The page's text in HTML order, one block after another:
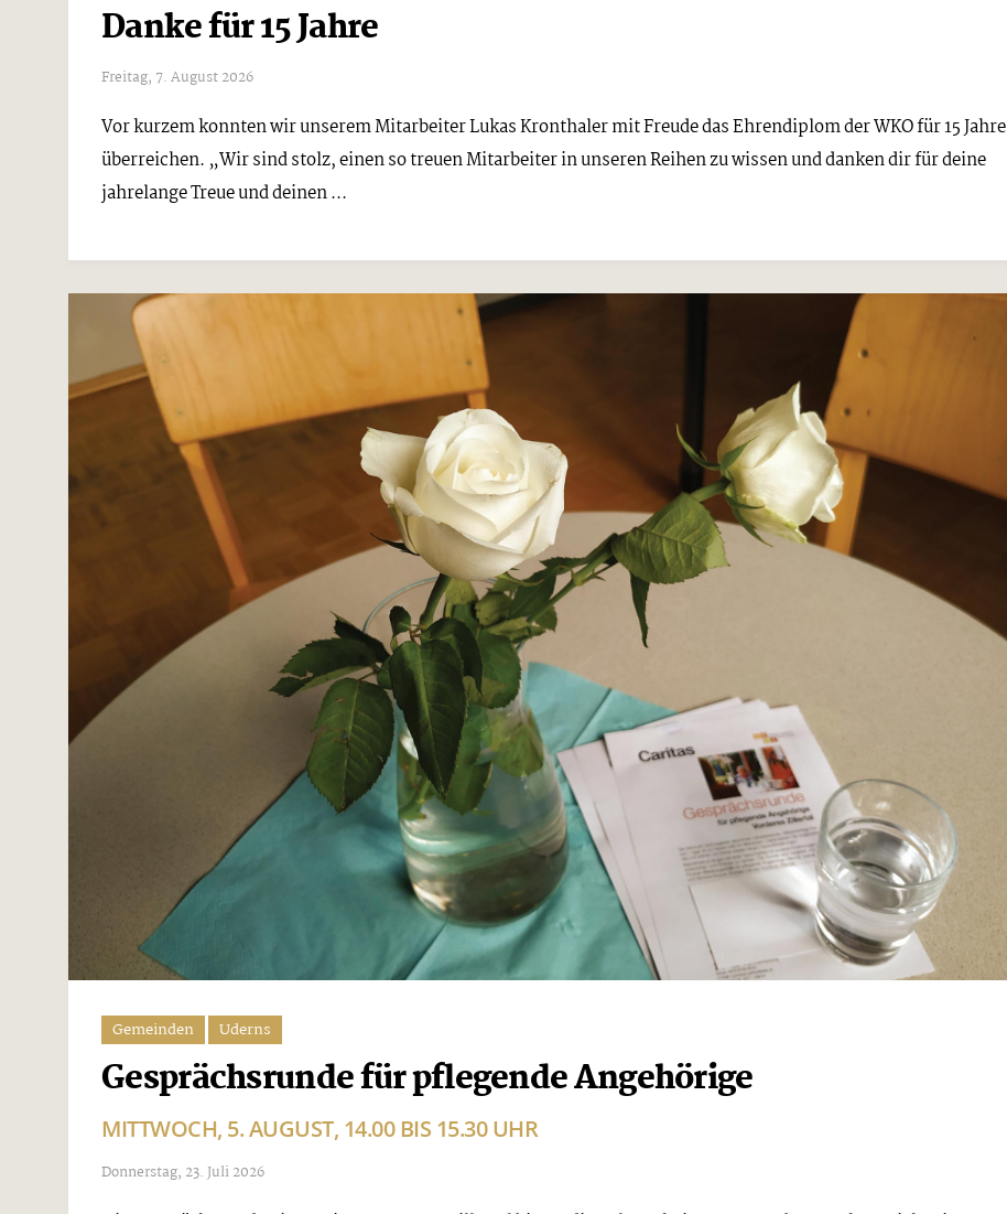
Danke für 15 Jahre
Freitag, 7. August 2026
Vor kurzem konnten wir unserem Mitarbeiter Lukas Kronthaler mit Freude das Ehrendiplom der WKO für 15 Jahre
überreichen. „Wir sind stolz, einen so treuen Mitarbeiter in unseren Reihen zu wissen und danken dir für deine
jahrelange Treue und deinen ...
Gemeinden Uderns
Gesprächsrunde für pflegende Angehörige
MITTWOCH, 5. AUGUST, 14.00 BIS 15.30 UHR
Donnerstag, 23. Juli 2026